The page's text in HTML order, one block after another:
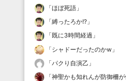
「ほぼ死語 」
「縛ったろか!? 」
「既に3時間経過 」
「シャドーだったのかw 」
「パクり自演乙 」
「神聖かも知れんが防御柵